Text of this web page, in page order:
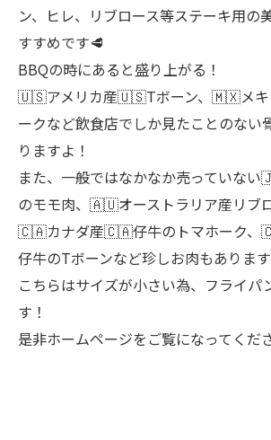
ン、ヒレ、リブロース等ステーキ用の
すすめです🥩
BBQの時にあると盛り上がる！
🇺🇸アメリカ産🇺🇸Tボーン、🇲🇽メ
ークなど飲食店でしか見たことのない
りますよ！
また、一般ではなかなか売ってい
のモモ肉、🇦🇺オーストラリア産リブ
🇨🇦カナダ産🇨🇦仔牛のトマホーク
仔牛のTボーンなど珍しお肉もありま
こちらはサイズが小さい為、フライパ
す！
是非ホームページをご覧になってくだ